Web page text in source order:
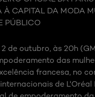
À CAPITAL DA MODA
PÚBLICO
de outubro, às 20h
das
francesa, no
de